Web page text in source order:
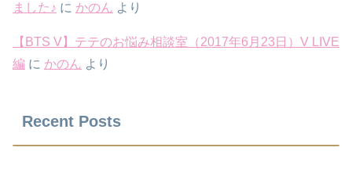
ました♪ に かのん より
【BTS V】テテのお悩み相談室（2017年6月23日）V LIVE
編 に かのん より
Recent Posts